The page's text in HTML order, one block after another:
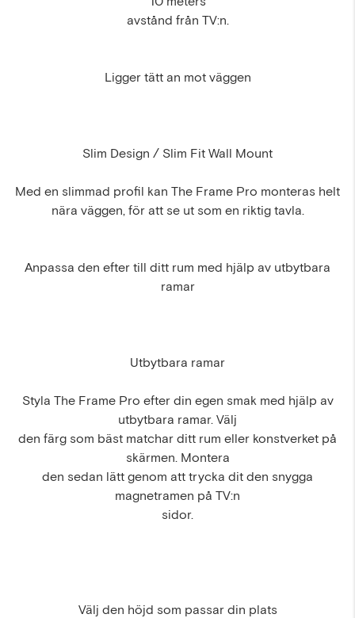
avstånd från TV:n.
Ligger tätt an mot väggen
Slim Design / Slim Fit Wall Mount
Med en slimmad profil kan The Frame Pro monteras helt
nära väggen, för att se ut som en riktig tavla.
Anpassa den efter till ditt rum med hjälp av utbytbara
ramar
Utbytbara ramar
Styla The Frame Pro efter din egen smak med hjälp av
utbytbara ramar. Välj
den färg som bäst matchar ditt rum eller konstverket på
skärmen. Montera
den sedan lätt genom att trycka dit den snygga
magnetramen på TV:n
sidor.
Välj den höjd som passar din plats